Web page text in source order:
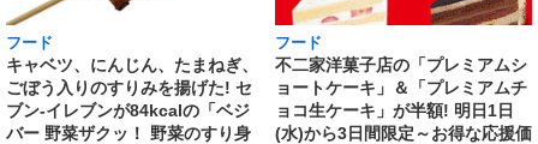
フード
キャベツ、にんじん、たまねぎ、
ごぼう入りのすりみを揚げた! セ
ブン‐イレブンが84kcalの「ベジ
バー 野菜ザクッ！ 野菜のすり身
フード
不二家洋菓子店の「プレミアムシ
ョートケーキ」＆「プレミアムチ
ョコ生ケーキ」が半額! 明日1日
(水)から3日間限定～お得な応援価